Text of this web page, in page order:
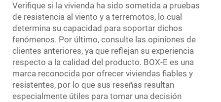
Verifique si la vivienda ha sido sometida a pruebas
de resistencia al viento y a terremotos, lo cual
determina su capacidad para soportar dichos
fenómenos. Por último, consulte las opiniones de
clientes anteriores, ya que reflejan su experiencia
respecto a la calidad del producto. BOX-E es una
marca reconocida por ofrecer viviendas fiables y
resistentes, por lo que sus reseñas resultan
especialmente útiles para tomar una decisión